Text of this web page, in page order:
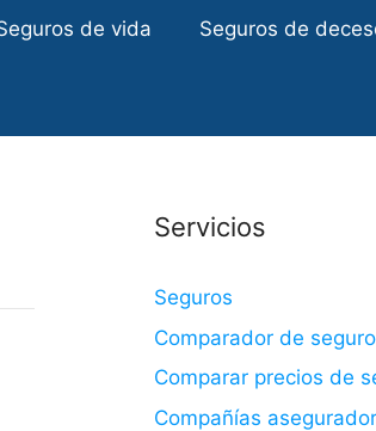
de vida Seguros de
Servicios
Seguros
Comparador de
Comparar precios de
Compañías